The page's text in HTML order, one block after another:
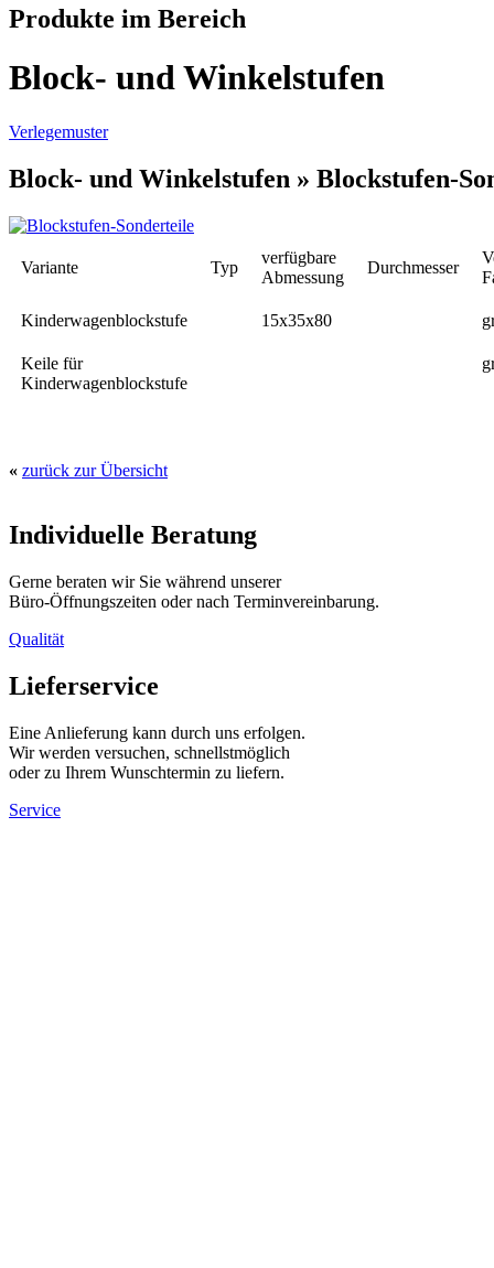
Produkte im Bereich
Block- und Winkelstufen
Verlegemuster
Block- und Winkelstufen » Blockstufen-
Variante Typ
verfügbare
Abmessung
Durchmesser
Kinderwagenblockstufe 15x35x80
Keile für
Kinderwagenblockstufe
« zurück zur Übersicht
Individuelle Beratung
Gerne beraten wir Sie während unserer
Büro-Öffnungszeiten oder nach Terminvereinbarung.
Qualität
Lieferservice
Eine Anlieferung kann durch uns erfolgen.
Wir werden versuchen, schnellstmöglich
oder zu Ihrem Wunschtermin zu liefern.
Service